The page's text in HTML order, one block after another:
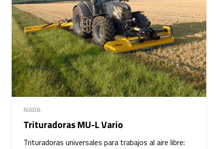
NADA
Trituradoras MU-L Vario
Trituradoras universales para trabajos al aire libre: